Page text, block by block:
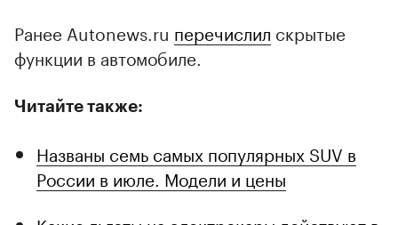
Ранее Autonews.ru перечислил скрытые
функции в автомобиле.
Читайте также:
Названы семь самых популярных SUV в
России в июле. Модели и цены